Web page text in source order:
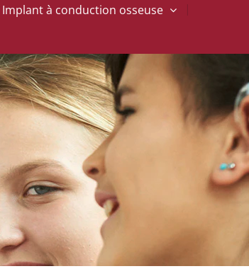
Implant à conduction osseuse
|